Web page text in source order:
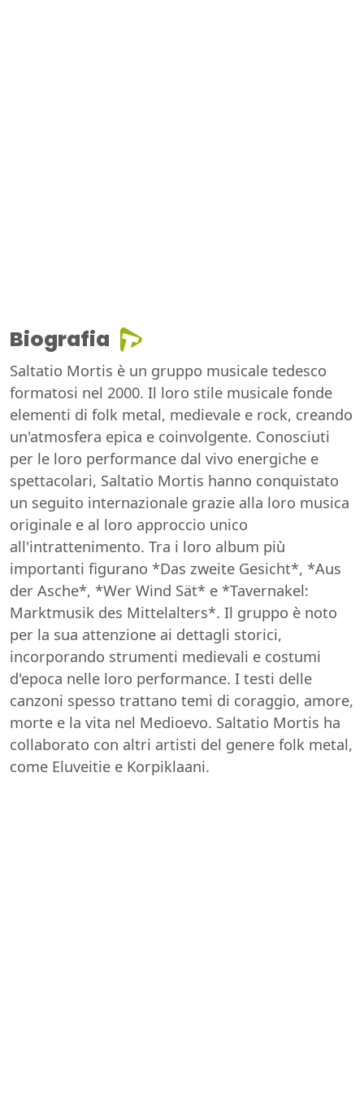
Biografia
Saltatio Mortis è un gruppo musicale tedesco
formatosi nel 2000. Il loro stile musicale fonde
elementi di folk metal, medievale e rock, creando
un'atmosfera epica e coinvolgente. Conosciuti
per le loro performance dal vivo energiche e
spettacolari, Saltatio Mortis hanno conquistato
un seguito internazionale grazie alla loro musica
originale e al loro approccio unico
all'intrattenimento. Tra i loro album più
importanti figurano *Das zweite Gesicht*, *Aus
der Asche*, *Wer Wind Sät* e *Tavernakel:
Marktmusik des Mittelalters*. Il gruppo è noto
per la sua attenzione ai dettagli storici,
incorporando strumenti medievali e costumi
d'epoca nelle loro performance. I testi delle
canzoni spesso trattano temi di coraggio, amore,
morte e la vita nel Medioevo. Saltatio Mortis ha
collaborato con altri artisti del genere folk metal,
come Eluveitie e Korpiklaani.